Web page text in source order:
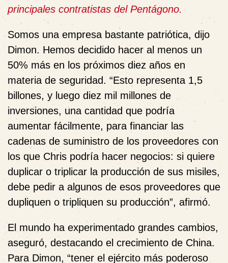
principales contratistas del Pentágono.
Somos una empresa bastante patriótica, dijo
Dimon. Hemos decidido hacer al menos un
50% más en los próximos diez años en
materia de seguridad. “Esto representa 1,5
billones, y luego diez mil millones de
inversiones, una cantidad que podría
aumentar fácilmente, para financiar las
cadenas de suministro de los proveedores con
los que Chris podría hacer negocios: si quiere
duplicar o triplicar la producción de sus misiles,
debe pedir a algunos de esos proveedores que
dupliquen o tripliquen su producción”, afirmó.
El mundo ha experimentado grandes cambios,
aseguró, destacando el crecimiento de China.
Para Dimon, “tener el ejército más poderoso